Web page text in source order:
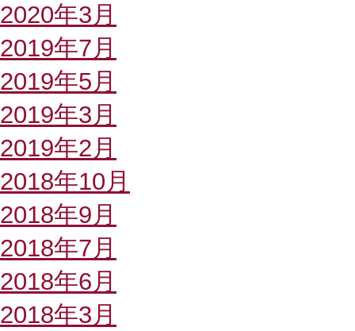
2020年3月
2019年7月
2019年5月
2019年3月
2019年2月
2018年10月
2018年9月
2018年7月
2018年6月
2018年3月